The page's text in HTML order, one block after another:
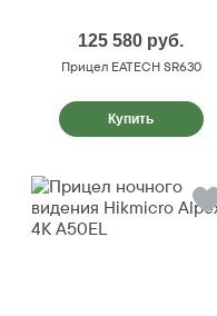
125 580 руб.
Прицел EATECH SR630
Купить